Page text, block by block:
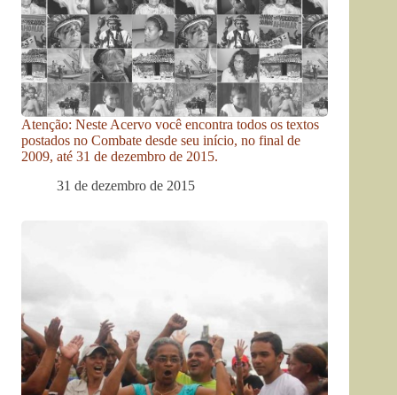
Atenção: Neste Acervo você encontra todos os textos
postados no Combate desde seu início, no final de
2009, até 31 de dezembro de 2015.
31 de dezembro de 2015